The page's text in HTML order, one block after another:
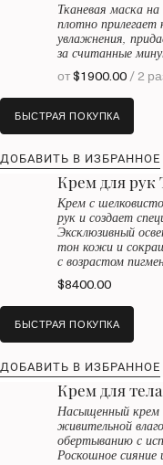
Тканевая маска на
плотно
увлажнения,
за считанные
от$1900.00/ 2
БЫСТРАЯ ПОКУПКА
ДОБАВИТЬ В ИЗБРАННОЕ
Крем для рук
Крем с
рук и создает
Эксклюзивный
тон кожи и
с возрастом
$8400.00
БЫСТРАЯ ПОКУПКА
ДОБАВИТЬ В ИЗБРАННОЕ
Крем для
Насыщенный крем
живительной
обертыванию с
Роскошное